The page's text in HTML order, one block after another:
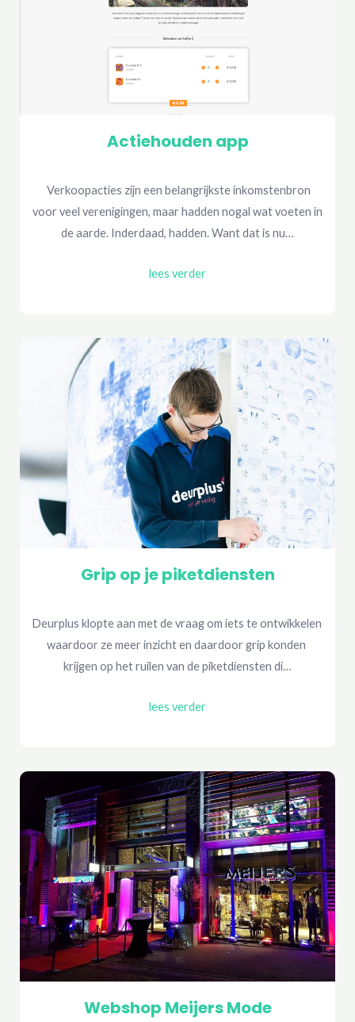
Actiehouden app
Verkoopacties zijn een belangrijkste inkomstenbron
voor veel verenigingen, maar hadden nogal wat voeten in
de aarde. Inderdaad, hadden. Want dat is nu…
lees verder
Grip op je piketdiensten
Deurplus klopte aan met de vraag om iets te ontwikkelen
waardoor ze meer inzicht en daardoor grip konden
krijgen op het ruilen van de piketdiensten di…
lees verder
Webshop Meijers Mode